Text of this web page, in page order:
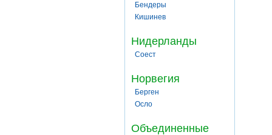
Бендеры
Кишинев
Нидерланды
Соест
Норвегия
Берген
Осло
Объединенные